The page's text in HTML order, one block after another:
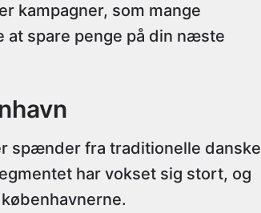
kampagner, som mange
at spare penge på din næste
spænder fra traditionelle danske
har vokset sig stort, og